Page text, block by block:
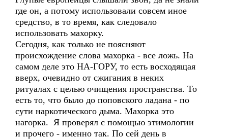
где он, а потому использовали совсем иное
средство, в то время, как следовало
использовать махорку.
Сегодня, как только не поясняют
происхождение слова махорка - все ложь. На
самом деле это НА-ГОРУ, то есть восходящая
вверх, очевидно от сжигания в неких
ритуалах с целью очищения пространства. То
есть то, что было до поповского ладана - по
сути наркотического дыма. Махорка это
нагорка. Я проверял с помощью этимологии
и прочего - именно так. По сей день в